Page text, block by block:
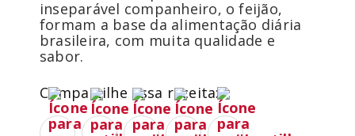
inseparável companheiro, o feijão,
formam a base da alimentação diária
brasileira, com muita qualidade e
sabor.
Compartilhe essa receita: